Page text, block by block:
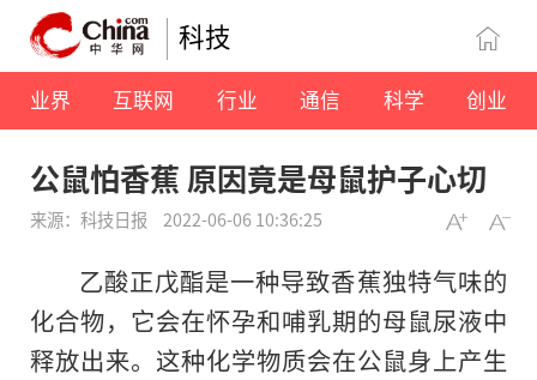
科技
业界 互联网 行业 通信 科学 创业
公鼠怕香蕉 原因竟是母鼠护子心切
来源：科技日报 2022-06-06 10:36:25
乙酸正戊酯是一种导致香蕉独特气味的
化合物，它会在怀孕和哺乳期的母鼠尿液中
释放出来。这种化学物质会在公鼠身上产生